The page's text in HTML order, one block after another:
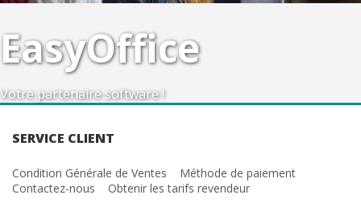
EasyOffice
Votre partenaire software !
SERVICE CLIENT
Condition Générale de Ventes
Méthode de paiement
Contactez-nous
Obtenir les tarifs revendeur